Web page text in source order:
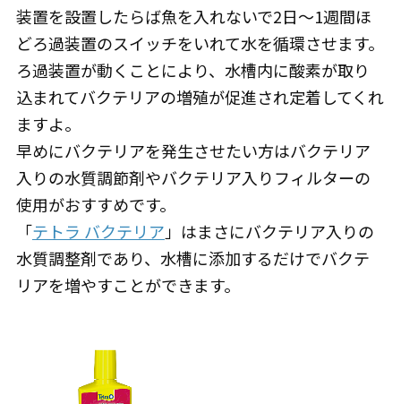
装置を設置したらば魚を入れないで2日〜1週間ほ
どろ過装置のスイッチをいれて水を循環させます。
ろ過装置が動くことにより、水槽内に酸素が取り
込まれてバクテリアの増殖が促進され定着してくれ
ますよ。
早めにバクテリアを発生させたい方はバクテリア
入りの水質調節剤やバクテリア入りフィルターの
使用がおすすめです。
「テトラ バクテリア」はまさにバクテリア入りの
水質調整剤であり、水槽に添加するだけでバクテ
リアを増やすことができます。